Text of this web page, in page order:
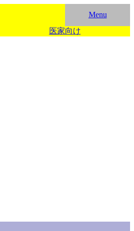
Menu
医家向け